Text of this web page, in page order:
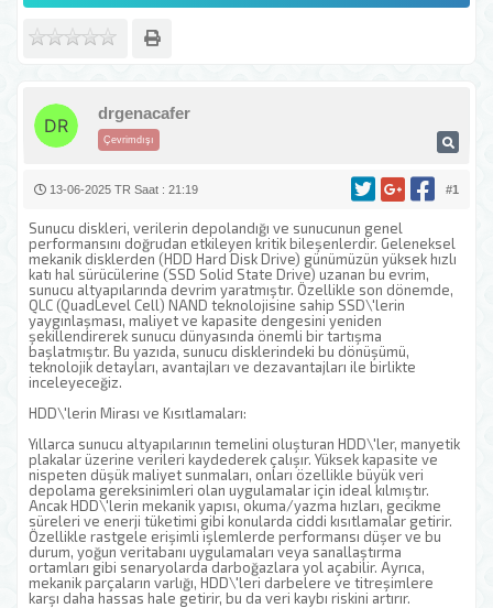
Çevrimdışı
drgenacafer
#1
13-06-2025 TR Saat : 21:19
Sunucu diskleri, verilerin depolandığı ve sunucunun genel
performansını doğrudan etkileyen kritik bileşenlerdir. Geleneksel
mekanik disklerden (HDD Hard Disk Drive) günümüzün yüksek hızlı
katı hal sürücülerine (SSD Solid State Drive) uzanan bu evrim,
sunucu altyapılarında devrim yaratmıştır. Özellikle son dönemde,
QLC (QuadLevel Cell) NAND teknolojisine sahip SSD\'lerin
yaygınlaşması, maliyet ve kapasite dengesini yeniden
şekillendirerek sunucu dünyasında önemli bir tartışma
başlatmıştır. Bu yazıda, sunucu disklerindeki bu dönüşümü,
teknolojik detayları, avantajları ve dezavantajları ile birlikte
inceleyeceğiz.
HDD\'lerin Mirası ve Kısıtlamaları:
Yıllarca sunucu altyapılarının temelini oluşturan HDD\'ler, manyetik
plakalar üzerine verileri kaydederek çalışır. Yüksek kapasite ve
nispeten düşük maliyet sunmaları, onları özellikle büyük veri
depolama gereksinimleri olan uygulamalar için ideal kılmıştır.
Ancak HDD\'lerin mekanik yapısı, okuma/yazma hızları, gecikme
süreleri ve enerji tüketimi gibi konularda ciddi kısıtlamalar getirir.
Özellikle rastgele erişimli işlemlerde performansı düşer ve bu
durum, yoğun veritabanı uygulamaları veya sanallaştırma
ortamları gibi senaryolarda darboğazlara yol açabilir. Ayrıca,
mekanik parçaların varlığı, HDD\'leri darbelere ve titreşimlere
karşı daha hassas hale getirir, bu da veri kaybı riskini artırır.